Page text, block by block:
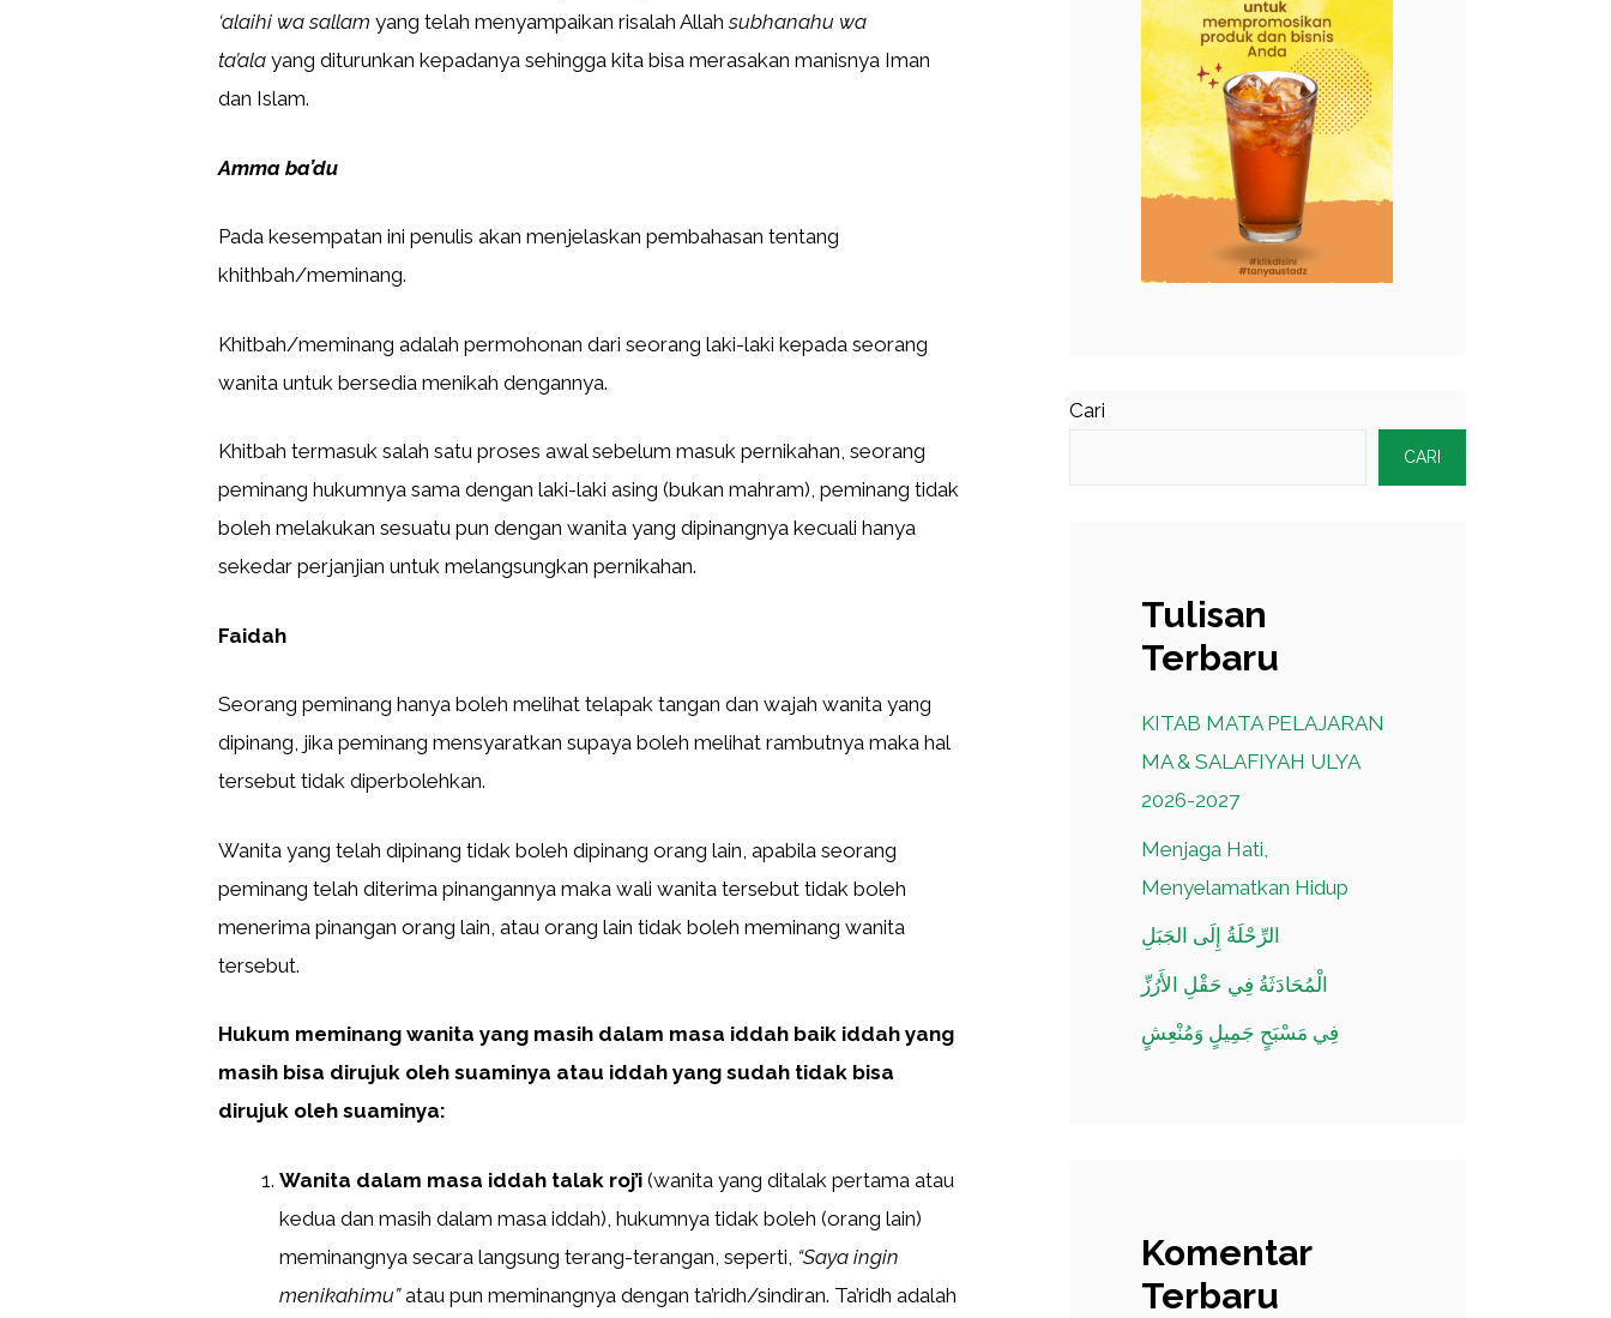
‘alaihi wa sallam yang telah menyampaikan risalah Allahsubhanahu wa
ta’ala yang diturunkan kepadanya sehingga kita bisa merasakan manisnya Iman
dan Islam.
Amma ba’du
Pada kesempatan ini penulis akan menjelaskan pembahasan tentang
khithbah/meminang.
Khitbah/meminang adalah permohonan dari seorang laki-laki kepada seorang
wanita untuk bersedia menikah dengannya.
Khitbah termasuk salah satu proses awal sebelum masuk pernikahan, seorang
peminang hukumnya sama dengan laki-laki asing (bukan mahram), peminang tidak
boleh melakukan sesuatu pun dengan wanita yang dipinangnya kecuali hanya
sekedar perjanjian untuk melangsungkan pernikahan.
Faidah
Seorang peminang hanya boleh melihat telapak tangan dan wajah wanita yang
dipinang, jika peminang mensyaratkan supaya boleh melihat rambutnya maka hal
tersebut tidak diperbolehkan.
Wanita yang telah dipinang tidak boleh dipinang orang lain, apabila seorang
peminang telah diterima pinangannya maka wali wanita tersebut tidak boleh
menerima pinangan orang lain, atau orang lain tidak boleh meminang wanita
tersebut.
Hukum meminang wanita yang masih dalam masa iddah baik iddah yang
masih bisa dirujuk oleh suaminya atau iddah yang sudah tidak bisa
dirujuk oleh suaminya:
Wanita dalam masa iddah talak roj’i (wanita yang ditalak pertama atau
kedua dan masih dalam masa iddah), hukumnya tidak boleh (orang lain)
meminangnya secara langsung terang-terangan, seperti, “Saya ingin
menikahimu”atau pun meminangnya dengan ta’ridh/sindiran. Ta’ridh adalah
Cari
CARI
Tulisan
Terbaru
KITAB MATA PELAJARAN
MA & SALAFIYAH ULYA
2026-2027
Menjaga Hati,
Menyelamatkan Hidup
الرِّحْلَةُ إِلَى الجَبَلِ
الْمُحَادَثَةُ فِي حَقْلِ الأَرُزِّ
فِي مَسْبَحٍ جَمِيلٍ وَمُنْعِشٍ
Komentar
Terbaru